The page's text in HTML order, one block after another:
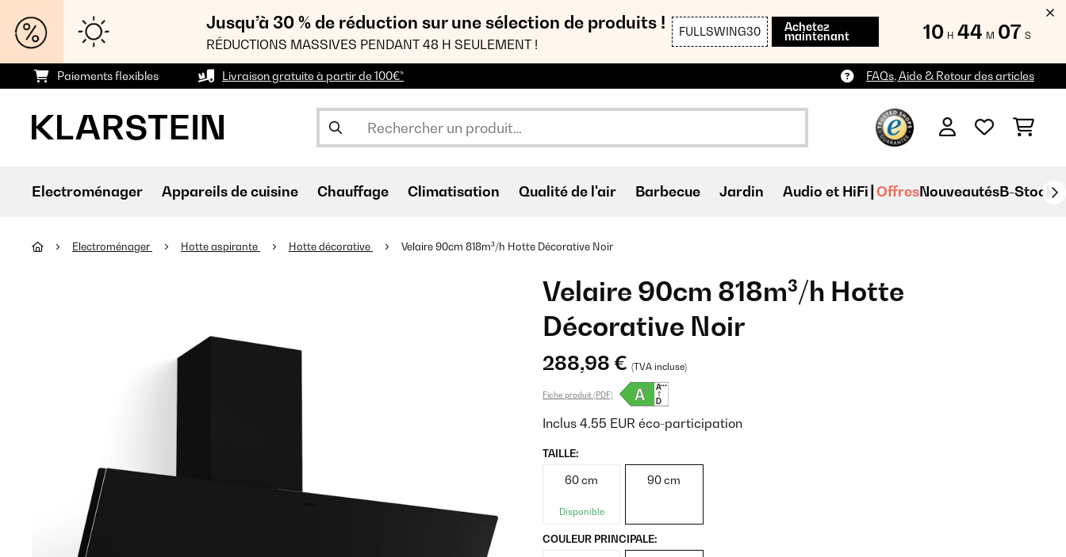
Jusqu’à 30 % de réduction sur une sélection de produits !
RÉDUCTIONS MASSIVES PENDANT 48 H SEULEMENT !
FULLSWING30 Achetez
maintenant 10 H 44 M 05 S
Paiements flexibles Livraison gratuite à partir de 100€* FAQs, Aide & Retour des articles
Electroménager Appareils de cuisine Chauffage Climatisation Qualité de l'air Barbecue Jardin Audio et HiFi OffresNouveautésB-Stock
Electroménager Hotte aspirante Hotte décorative Velaire 90cm 818m³/h Hotte Décorative Noir
Velaire 90cm 818m³/h Hotte
Décorative Noir
288,98 € (TVA incluse)
Fiche produit (PDF)
Inclus 4.55 EUR éco-participation
TAILLE:
60 cm
Disponible
90 cm
COULEUR PRINCIPALE: